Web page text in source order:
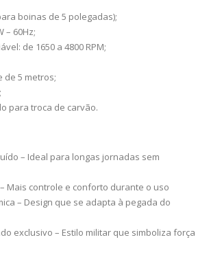
boinas de 5 polegadas);
– 60Hz;
de 1650 a 4800 RPM;
de 5 metros;
para troca de carvão.
– Ideal para longas jornadas sem
Mais controle e conforto durante o uso
– Design que se adapta à pegada do
exclusivo – Estilo militar que simboliza força